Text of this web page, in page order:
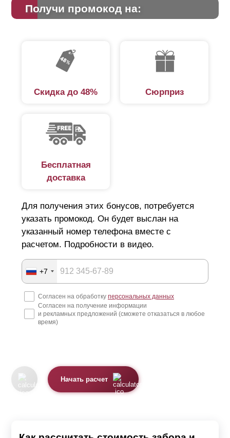
Получи промокод на:
Скидка до 48% Сюрприз
Бесплатная
доставка
Для получения этих бонусов, потребуется
указать промокод. Он будет выслан на
указанный номер телефона вместе с
расчетом. Подробности в видео.
+7
Согласен на обработку персональных данных
Согласен на получение информации
и рекламных предложений (сможете отказаться в любое
время)
Начать расчет